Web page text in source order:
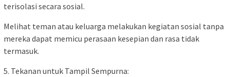
terisolasi secara sosial.
Melihat teman atau keluarga melakukan kegiatan sosial tanpa
mereka dapat memicu perasaan kesepian dan rasa tidak
termasuk.
5. Tekanan untuk Tampil Sempurna: